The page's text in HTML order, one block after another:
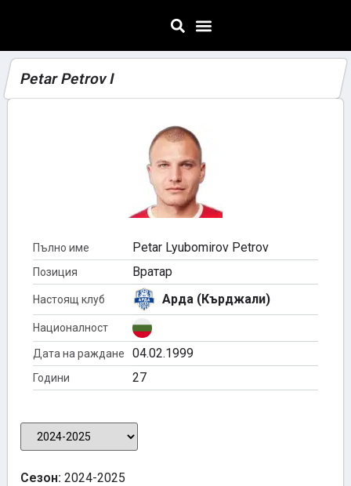
Petar Petrov I
Пълно име Petar Lyubomirov Petrov
Позиция Вратар
Настоящ клуб Арда (Кърджали)
Националност
Дата на раждане 04.02.1999
Години 27
Сезон: 2024-2025